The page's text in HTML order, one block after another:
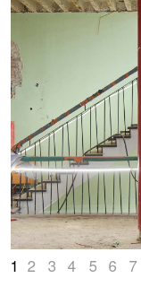
1 2 3 4 5 6 7